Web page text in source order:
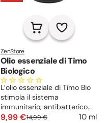
ZenStore
Olio essenziale di Timo
Biologico
L’olio essenziale di Timo Bio
stimola il sistema
immunitario, antibatterico
ad ampio raggio, ha
9,99 €14,99 € 10 ml